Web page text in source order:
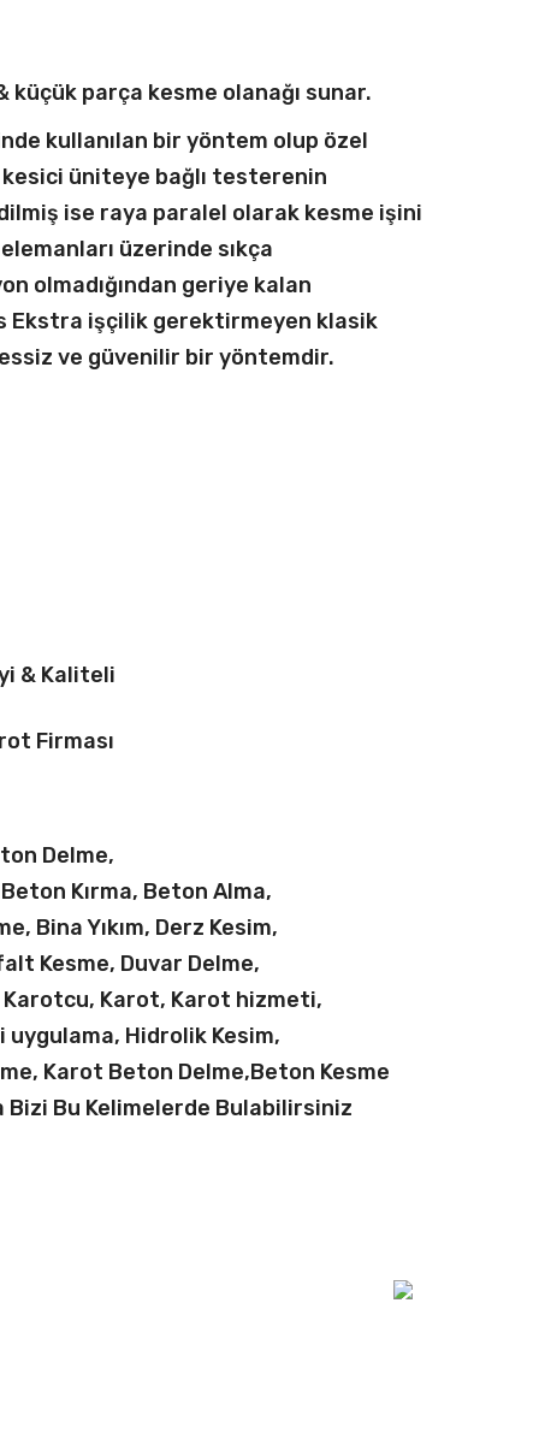
küçük parça kesme olanağı sunar.
kullanılan bir yöntem olup özel
üniteye bağlı testerenin
ise raya paralel olarak kesme işini
üzerinde sıkça
olmadığından geriye kalan
Ekstra işçilik gerektirmeyen klasik
ve güvenilir bir yöntemdir.
& Kaliteli
Firması
Delme,
Kırma, Beton Alma,
Bina Yıkım, Derz Kesim,
Kesme, Duvar Delme,
Karot, Karot hizmeti,
uygulama, Hidrolik Kesim,
Karot Beton Delme,Beton Kesme
Bizi Bu Kelimelerde Bulabilirsiniz